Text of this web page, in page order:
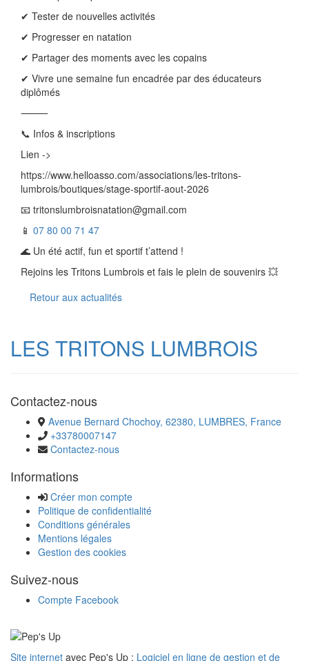
✔ Tester de nouvelles activités
✔ Progresser en natation
✔ Partager des moments avec les copains
✔ Vivre une semaine fun encadrée par des éducateurs
diplômés
⸻
📞 Infos & inscriptions
Lien ->
https://www.helloasso.com/associations/les-tritons-
lumbrois/boutiques/stage-sportif-aout-2026
📧 tritonslumbroisnatation@gmail.com
📱 07 80 00 71 47
🌊 Un été actif, fun et sportif t’attend !
Rejoins les Tritons Lumbrois et fais le plein de souvenirs 💥
Retour aux actualités
LES TRITONS LUMBROIS
Contactez-nous
Avenue Bernard Chochoy, 62380, LUMBRES, France
+33780007147
Contactez-nous
Informations
Créer mon compte
Politique de confidentialité
Conditions générales
Mentions légales
Gestion des cookies
Suivez-nous
Compte Facebook
Site internet avec Pep's Up : Logiciel en ligne de gestion et de